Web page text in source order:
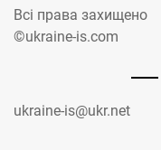
Всі права захищено
©ukraine-is.com
ukraine-is@ukr.net